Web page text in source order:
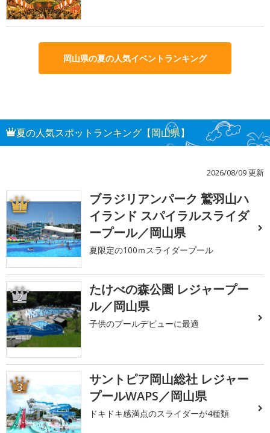
岡山県の夏の人気イベントランキング
夏の人気スポットランキング【岡山県】
2026/08/09 更新
1
ブラジリアンパーク 鷲羽山ハ
イランド スパイラルスライダ
ープール／岡山県
夏限定の100ｍスライダープール
2
たけべの森公園 レジャープー
ル／岡山県
子供のプールデビューに最適
3
サントピア岡山総社 レジャー
プールWAPS／岡山県
ドキドキ感満点のスライダーが4種類